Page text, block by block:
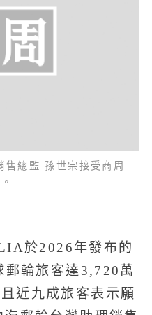
售總監 孫世宗接受商周
於2026年發布的
郵輪旅客達3,720萬
近九成旅客表示願